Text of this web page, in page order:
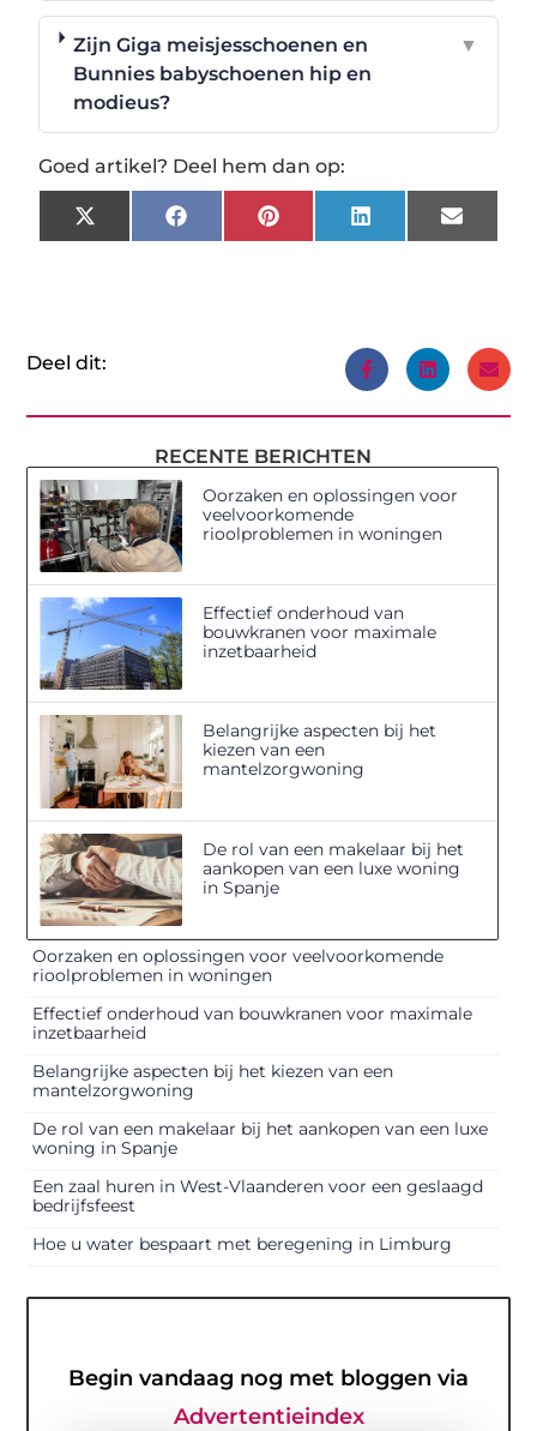
Zijn Giga meisjesschoenen en
Bunnies babyschoenen hip en
modieus?
▼
Goed artikel? Deel hem dan op:
X
(Twitter)
FacebookPinterestLinkedInEmail
Deel dit:
RECENTE BERICHTEN
Oorzaken en oplossingen voor
veelvoorkomende
rioolproblemen in woningen
Effectief onderhoud van
bouwkranen voor maximale
inzetbaarheid
Belangrijke aspecten bij het
kiezen van een
mantelzorgwoning
De rol van een makelaar bij het
aankopen van een luxe woning
in Spanje
Oorzaken en oplossingen voor veelvoorkomende
rioolproblemen in woningen
Effectief onderhoud van bouwkranen voor maximale
inzetbaarheid
Belangrijke aspecten bij het kiezen van een
mantelzorgwoning
De rol van een makelaar bij het aankopen van een luxe
woning in Spanje
Een zaal huren in West-Vlaanderen voor een geslaagd
bedrijfsfeest
Hoe u water bespaart met beregening in Limburg
Begin vandaag nog met bloggen via
Advertentieindex